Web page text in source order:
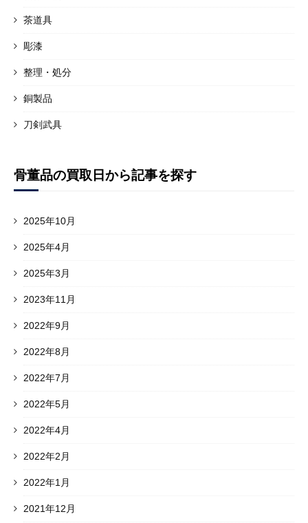
茶道具
彫漆
整理・処分
銅製品
刀剣武具
骨董品の買取日から記事を探す
2025年10月
2025年4月
2025年3月
2023年11月
2022年9月
2022年8月
2022年7月
2022年5月
2022年4月
2022年2月
2022年1月
2021年12月